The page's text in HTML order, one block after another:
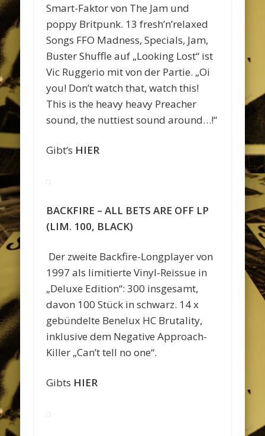
Smart-Faktor von The Jam und
poppy Britpunk. 13 fresh’n’relaxed
Songs FFO Madness, Specials, Jam,
Buster Shuffle auf „Looking Lost“ ist
Vic Ruggerio mit von der Partie. „Oi
you! Don’t watch that, watch this!
This is the heavy heavy Preacher
sound, the nuttiest sound around…!“
Gibt‘s HIER
BACKFIRE – ALL BETS ARE OFF LP
(LIM. 100, BLACK)
Der zweite Backfire-Longplayer von
1997 als limitierte Vinyl-Reissue in
„Deluxe Edition“: 300 insgesamt,
davon 100 Stück in schwarz. 14 x
gebündelte Benelux HC Brutality,
inklusive dem Negative Approach-
Killer „Can’t tell no one“.
Gibts HIER